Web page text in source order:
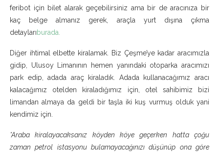
feribot için bilet alarak geçebilirsiniz ama bir de aracınıza bir
kaç belge almanız gerek, araçla yurt dışına çıkma
detaylarıburada.
Diğer ihtimal elbette kiralamak. Biz Çeşme’ye kadar aracımızla
gidip, Ulusoy Limanının hemen yanındaki otoparka aracımızı
park edip, adada araç kiraladık. Adada kullanacağımız aracı
kalacağımız otelden kiraladığımız için, otel sahibimiz bizi
limandan almaya da geldi bir taşla iki kuş vurmuş olduk yani
kendimiz için.
*Araba kiralayacaksanız köyden köye geçerken hatta çoğu
zaman petrol istasyonu bulamayacağınızı düşünüp ona göre